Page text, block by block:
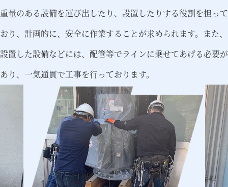
重量のある設備を運び出したり、設置したりする役割を担って
おり、計画的に、安全に作業することが求められます。また、
設置した設備などには、配管等でラインに乗せてあげる必要が
あり、一気通貫で工事を行っております。